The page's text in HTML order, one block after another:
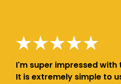
I'm super impressed
It is extremely simple to